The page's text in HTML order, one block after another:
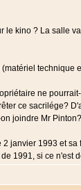
le kino ? La salle
technique
ne
ce sacrilége?
joindre Mr Pinton?
2 janvier 1993 et
1991, si ce n'est